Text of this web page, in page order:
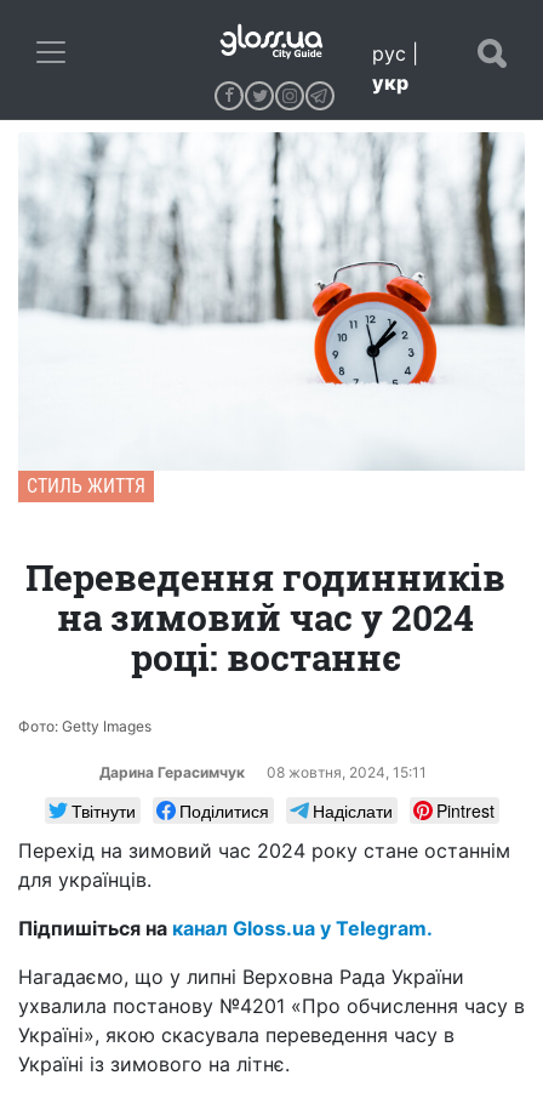
рус
укр
СТИЛЬ ЖИТТЯ
Переведення годинників
на зимовий час у 2024
році: востаннє
Фото: Getty Images
Дарина Герасимчук 08 жовтня, 2024, 15:11
Твітнути Поділитися Надіслати
Pintrest
Перехід на зимовий час 2024 року стане останнім
для українців.
Підпишіться на канал Gloss.ua у Telegram.
Нагадаємо, що у липні Верховна Рада України
ухвалила постанову №4201 «Про обчислення часу в
Україні», якою скасувала переведення часу в
Україні із зимового на літнє.